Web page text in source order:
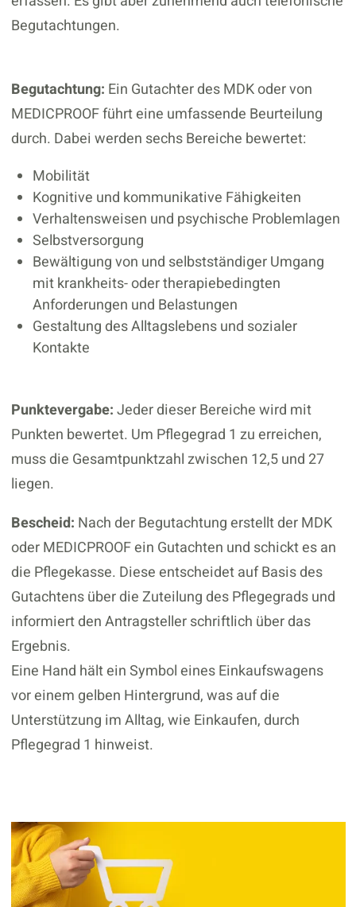
Begutachtungen.
Begutachtung: Ein Gutachter des MDK oder von
MEDICPROOF führt eine umfassende Beurteilung
durch. Dabei werden sechs Bereiche bewertet:
Mobilität
Kognitive und kommunikative Fähigkeiten
Verhaltensweisen und psychische Problemlagen
Selbstversorgung
Bewältigung von und selbstständiger Umgang
mit krankheits- oder therapiebedingten
Anforderungen und Belastungen
Gestaltung des Alltagslebens und sozialer
Kontakte
Punktevergabe:Jeder dieser Bereiche wird mit
Punkten bewertet. Um Pflegegrad 1 zu erreichen,
muss die Gesamtpunktzahl zwischen 12,5 und 27
liegen.
Bescheid: Nach der Begutachtung erstellt der MDK
oder MEDICPROOF ein Gutachten und schickt es an
die Pflegekasse. Diese entscheidet auf Basis des
Gutachtens über die Zuteilung des Pflegegrads und
informiert den Antragsteller schriftlich über das
Ergebnis.
Eine Hand hält ein Symbol eines Einkaufswagens
vor einem gelben Hintergrund, was auf die
Unterstützung im Alltag, wie Einkaufen, durch
Pflegegrad 1 hinweist.